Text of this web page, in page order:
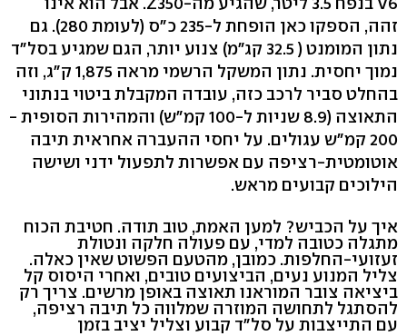
זהה, הספקו כאן הופחת ל-235 כ"ס (לעומת 280). גם
נתון המומנט ( 32.5 קג"מ) צנוע יותר, הגם שמגיע בסל"ד
נמוך יחסית. נתון המשקל הרשמי מראה 1,875 ק"ג, וזה
בהחלט סביר לרכב כזה, עובדה המקבלת ביטוי בנתוני
התאוצה (8.9 שניות ל-100 קמ"ש) והמהירות הסופית -
200 קמ"ש עגולים. על יחסי ההעברה אחראית תיבה
אוטומטית-רציפה עם אפשרות לתפעול ידני ושישה
הילוכים קבועים מראש.
איך על הכביש? למען האמת, טוב תודה. חטיבת הכוח
מתגלה כטובה למדי, עם פעולה חלקה ונטולת
זעזועי-החלפות. כמובן, מהטעם הפשוט שאין כאלה.
צליל המנוע נעים, הביצועים טובים, ואחרי היסוס קל
ביציאה צובר המוראנו תאוצה באופן מרשים. צריך רק
להסתגל לתחושה המוזרה שמלווה כל תיבה רציפה,
עם התייצבות על סל"ד קבוע וצליל יציב בזמן